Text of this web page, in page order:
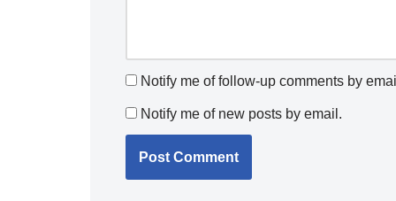
Notify me of follow-up comments by
Notify me of new posts by email.